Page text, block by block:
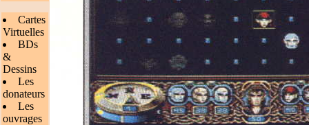
Cartes
Virtuelles
BDs
&
Dessins
Les
donateurs
Les
ouvrages